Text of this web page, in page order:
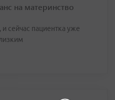
на материнство
сейчас пациентка уже